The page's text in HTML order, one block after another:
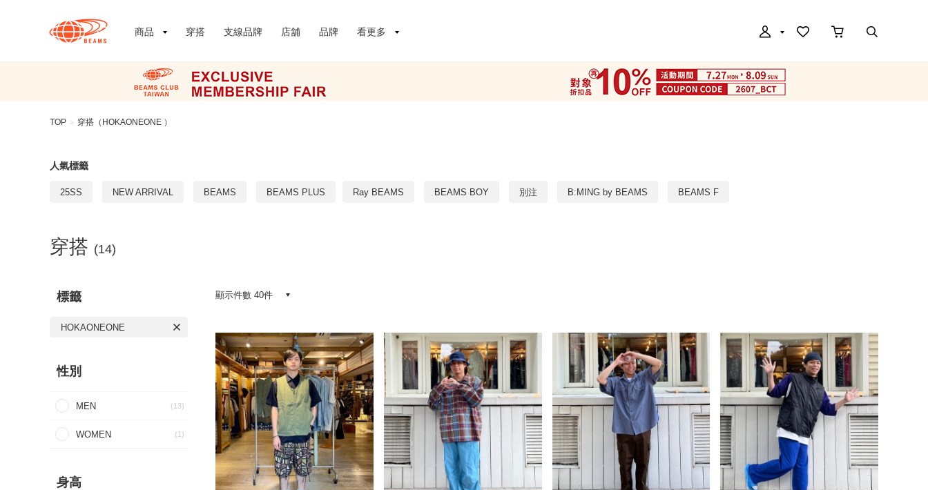
商品 穿搭 支線品牌 店舖 品牌 看更多
TOP > 穿搭（HOKAONEONE ）
人氣標籤
25SS NEW ARRIVAL BEAMS BEAMS PLUS Ray BEAMS BEAMS BOY 別注 B:MING by BEAMS BEAMS F
穿搭 (14)
標籤
HOKAONEONE
性別
MEN (13)
WOMEN (1)
身高
顯示件數 40件